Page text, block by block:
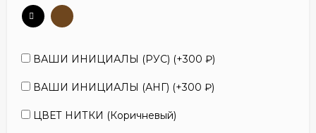
ВАШИ ИНИЦИАЛЫ (РУС) (+300 ₽)
ВАШИ ИНИЦИАЛЫ (АНГ) (+300 ₽)
ЦВЕТ НИТКИ (Коричневый)